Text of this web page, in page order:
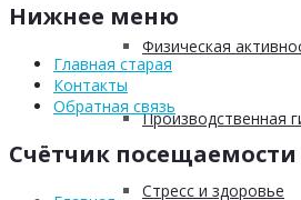
Физическая
Производственная
Стресс и здоровье
Нижнее меню
Главная старая
Контакты
Обратная связь
Счётчик посещаемости